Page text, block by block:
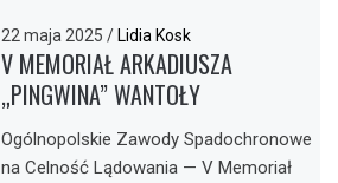
22 maja 2025/ Lidia Kosk
V MEMORIAŁ ARKADIUSZA
„PINGWINA” WANTOŁY
Ogólnopolskie Zawody Spadochronowe
na Celność Lądowania — V Memoriał